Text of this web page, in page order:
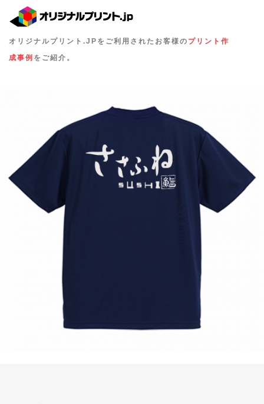
オリジナルプリント.JPをご利用されたお客様の プリント作
成事例 をご紹介。